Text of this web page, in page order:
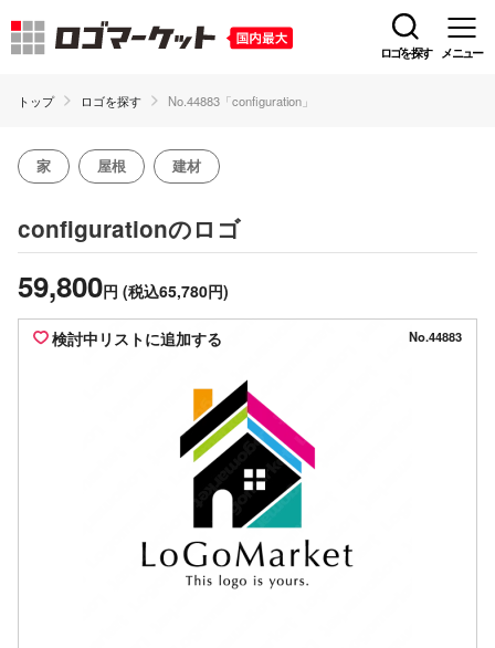
ロゴを探す メニュー
トップ ロゴを探す No.44883「configuration」
家 屋根 建材
configurationのロゴ
59,800円 (税込65,780円)
検討中リストに追加する No.44883